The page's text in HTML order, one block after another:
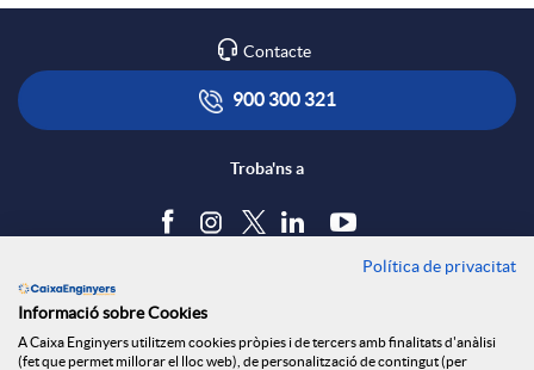
Contacte
900 300 321
Troba'ns a
Política de cookies
Política de privacitat
Informació sobre Cookies
A Caixa Enginyers utilitzem cookies pròpies i de tercers amb finalitats d'anàlisi
(fet que permet millorar el lloc web), de personalització de contingut (per